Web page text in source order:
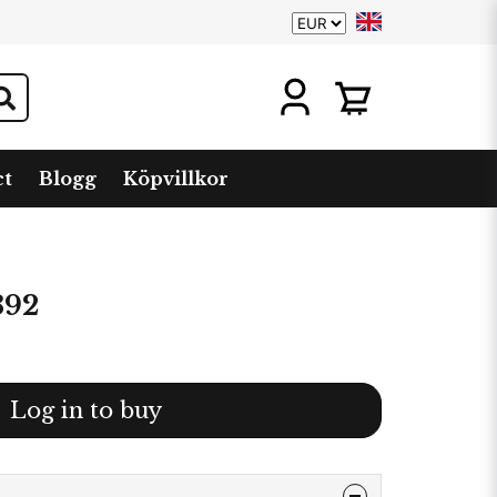
Blogg Köpvillkor
Log in to buy